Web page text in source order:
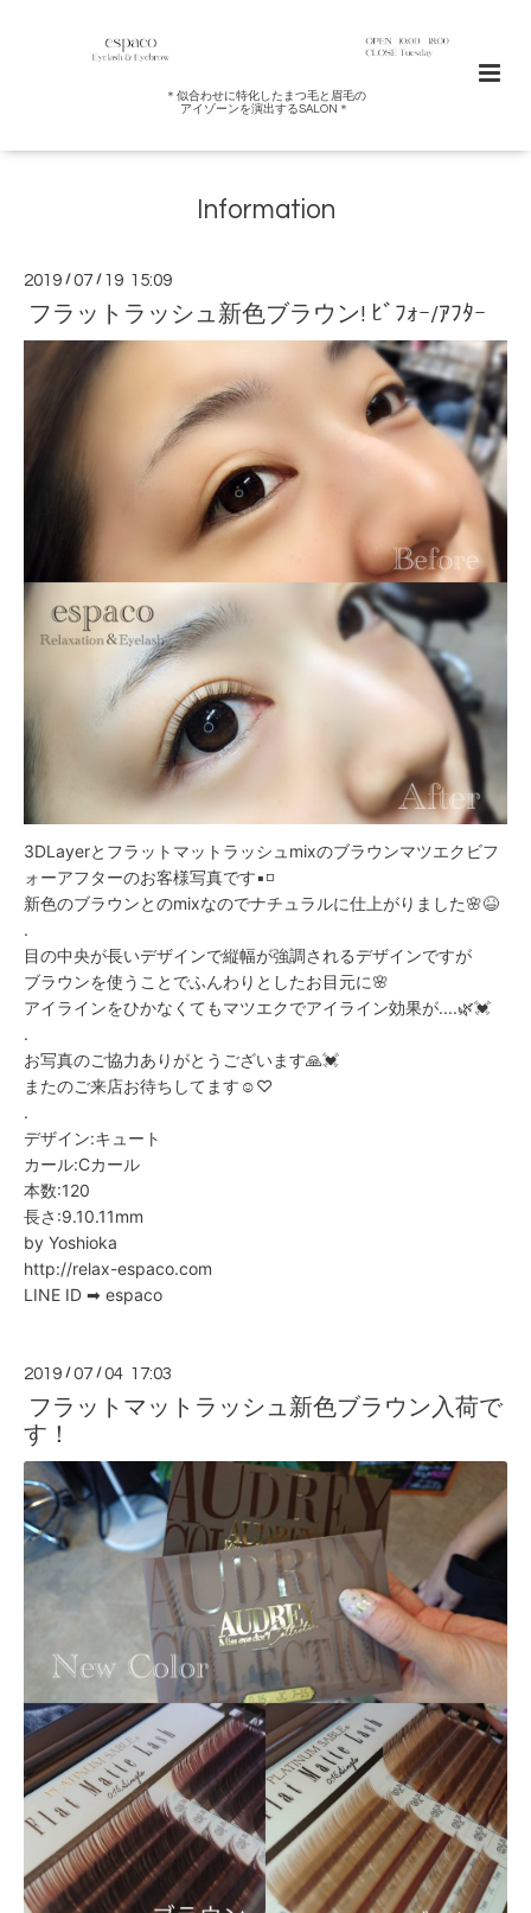
＊似合わせに特化したまつ毛と眉毛の
アイゾーンを演出するSALON＊
Information
2019 /07 / 19 15:09
フラットラッシュ新色ブラウン! ﾋﾞﾌｫｰ/ｱﾌﾀｰ
3DLayerとフラットマットラッシュmixのブラウンマツエクビフ
ォーアフターのお客様写真です▪️◽️
新色のブラウンとのmixなのでナチュラルに仕上がりました🌸😆
.
目の中央が長いデザインで縦幅が強調されるデザインですが
ブラウンを使うことでふんわりとしたお目元に🌸
アイラインをひかなくてもマツエクでアイライン効果が....🌿💓
.
お写真のご協力ありがとうございます🙏💓
またのご来店お待ちしてます☺️♡
.
デザイン:キュート
カール:Cカール
本数:120
長さ:9.10.11mm
by Yoshioka
http://relax-espaco.com
LINE ID ➡ espaco
2019 /07 /04 17:03
フラットマットラッシュ新色ブラウン入荷で
す！